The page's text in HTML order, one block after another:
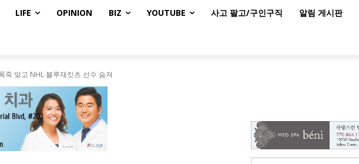
LIFE OPINION BIZ YOUTUBE 사고 팔고/구인구직 알림 게시판
죽 맞고 NHL 블루재킷츠 선수 숨져